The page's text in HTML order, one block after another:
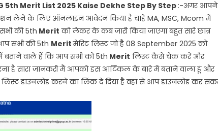
University
PG
5th
Merit
List
2025
Kaise
Step
By
Step
5th Merit List 2025 Kaise Dekhe Step By Step :-अगर आपने
लेने के लिए ऑनलाइन आवेदन किया है चाहे MA, MSC, Mcom में
की 5th Merit को लेकर के कब जारी किया जाएगा बहुत सारे छात्र
सभी की 5th Meritमेरिट लिस्ट जो है 08 September 2025 को
बताने वाले हैं कि आप सभी को 5th Merit लिस्ट कैसे चेक करें और
है सारा जानकरी मैं आपको इस आर्टिकल के बारे में बताने वाला हूं और
डाउनलोड करने का लिंक दे दिया है वहां से आप डाउनलोड कर